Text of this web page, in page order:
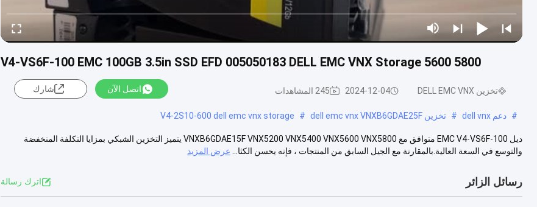
V4-VS6F-100 EMC 100GB 3.5in SSD EFD 005050183 DELL EMC VNX Storage 5600 5800
تخزين DELL EMC VNX 2024-12-04 245 المشاهدات اتصل الآن شارك
# دعم dell vnx # تخزين dell emc vnx VNXB6GDAE25F #
V4-2S10-600 dell emc vnx storage
ديل EMC V4-VS6F-100 متوافق مع VNXB6GDAE15F VNX5200 VNX5400 VNX5600 VNX5800 يتميز التخزين الشبكي بمزايا التكلفة المنخفضة
والتوسع في السعة العالية.بالمقارنة مع الجيل السابق من المنتجات ، فإنه يحسن الكثا...
عرض المزيد
رسائل الزائر اترك رسالة